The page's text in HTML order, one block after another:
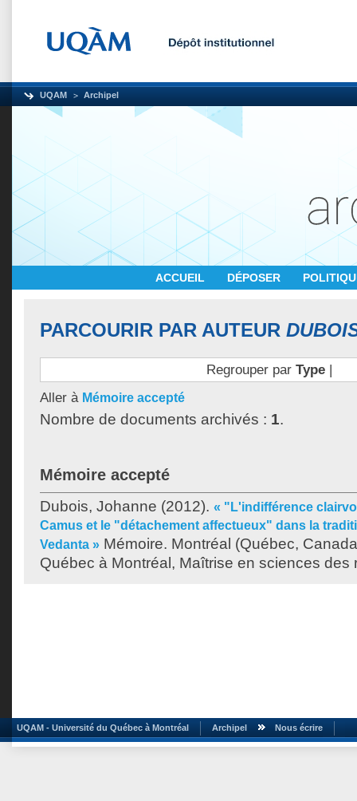
UQAM Archipel
ACCUEIL DÉPOSER
PARCOURIR PAR AUTEUR
Regrouper par Type|
Aller à Mémoire accepté
Nombre de documents archivés : 1.
Mémoire accepté
Dubois, Johanne (2012). « "L'indifférence
Camus et le "détachement affectueux" dans la
Vedanta » Mémoire. Montréal (Québec,
Québec à Montréal, Maîtrise en sciences des
UQAM - Université du Québec à Montréal Archipel Nous écrire